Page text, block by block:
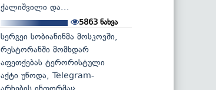
ქალიშვილი და...
5863 ნახვა
სერგეი სობიანინმა მოსკოვში,
რესტორანში მომხდარ
აფეთქებას ტერორისტული
აქტი უწოდა, Telegram-